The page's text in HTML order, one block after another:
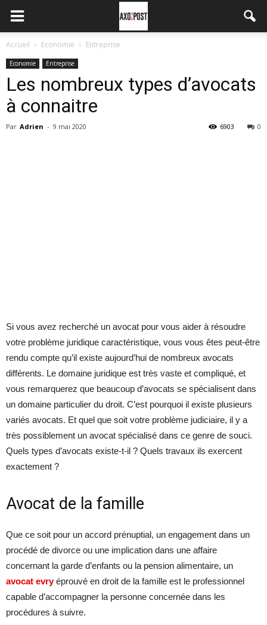
Accueil Economie Entreprise
Economie Entreprise
Les nombreux types d’avocats
à connaitre
Par Adrien - 9 mai 2020 0
6903
Si vous avez recherché un avocat pour vous aider à résoudre
votre problème juridique caractéristique, vous vous êtes peut-être
rendu compte qu’il existe aujourd’hui de nombreux avocats
différents. Le domaine juridique est très vaste et compliqué, et
vous remarquerez que beaucoup d’avocats se spécialisent dans
un domaine particulier du droit. C’est pourquoi il existe plusieurs
variés avocats. Et quel que soit votre problème judiciaire, il y a
très possiblement un avocat spécialisé dans ce genre de souci.
Quels types d’avocats existe-t-il ? Quels travaux ils exercent
exactement ?
Avocat de la famille
Que ce soit pour un accord prénuptial, un engagement dans un
procédé de divorce ou une implication dans une affaire
concernant la garde d’enfants ou la pension alimentaire, un
avocat evryéprouvé en droit de la famille est le professionnel
capable d’accompagner la personne concernée dans les
procédures à suivre.